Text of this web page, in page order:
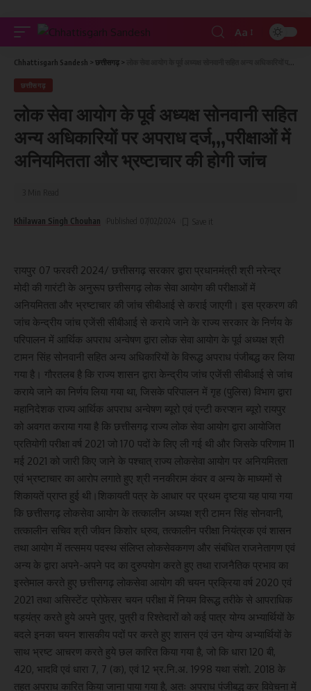
Aa
Chhattisgarh Sandesh > छत्तीसगढ़ >
छत्तीसगढ़
लोक सेवा आयोग के पूर्व अध्यक्ष सोनवानी सहित
अन्य अधिकारियों पर अपराध दर्ज,,,परीक्षाओं में
अनियमितता और भ्रष्टाचार की होगी जांच
Khilawan Singh Chouhan
रायपुर 07 फरवरी 2024/ छत्तीसगढ़ सरकार द्वारा प्रधानमंत्री श्री नरेन्द्र
मोदी की गारंटी के अनुरूप छत्तीसगढ़ लोक सेवा आयोग की परीक्षाओं में
अनियमितता और भ्रष्टाचार की जांच सीबीआई से कराई जाएगी। इस प्रकरण की
जांच केन्द्रीय जांच एजेंसी सीबीआई से कराये जाने के राज्य सरकार के निर्णय के
परिपालन में आर्थिक अपराध अन्वेषण द्वारा लोक सेवा आयोग के पूर्व अध्यक्ष श्री
टामन सिंह सोनवानी सहित अन्य अधिकारियों के विरूद्ध अपराध पंजीबद्ध कर लिया
गया है। गौरतलब है कि राज्य शासन द्वारा केन्द्रीय जांच एजेंसी सीबीआई से जांच
कराये जाने का निर्णय लिया गया था, जिसके परिपालन में गृह (पुलिस) विभाग द्वारा
महानिदेशक राज्य आर्थिक अपराध अन्वेषण ब्यूरो एवं एन्टी करप्शन ब्यूरो रायपुर
को अवगत कराया गया है कि छत्तीसगढ़ राज्य लोक सेवा आयोग द्वारा आयोजित
प्रतियोगी परीक्षा वर्ष 2021 जो 170 पदों के लिए ली गई थी और जिसके परिणाम 11
मई 2021 को जारी किए जाने के पश्चात् राज्य लोकसेवा आयोग पर अनियमितता
एवं भ्रष्टाचार का आरोप लगाते हुए श्री ननकीराम कंवर व अन्य के माध्यमों से
शिकायतें प्राप्त हुई थी।शिकायती पत्र के आधार पर प्रथम दृष्टया यह पाया गया
कि छत्तीसगढ़ लोकसेवा आयोग के तत्कालीन अध्यक्ष श्री टामन सिंह सोनवानी,
तत्कालीन सचिव श्री जीवन किशोर ध्रुव, तत्कालीन परीक्षा नियंत्रक एवं शासन
तथा आयोग में तत्समय पदस्थ संलिप्त लोकसेवकगण और संबंधित राजनेतागण एवं
अन्य के द्वारा अपने-अपने पद का दुरुपयोग करते हुए तथा राजनैतिक प्रभाव का
इस्तेमाल करते हुए छत्तीसगढ़ लोकसेवा आयोग की चयन प्रक्रिया वर्ष 2020 एवं
2021 तथा असिस्टेंट प्रोफेसर चयन परीक्षा में नियम विरूद्ध तरीके से आपराधिक
षड़यंत्र करते हुये अपने पुत्र, पुत्री व रिश्तेदारों को कई पात्र योग्य अभ्यार्थियों के
बदले इनका चयन शासकीय पदों पर करते हुए शासन एवं उन योग्य अभ्यार्थियों के
साथ भ्रष्ट आचरण करते हुये छल कारित किया गया है, जो कि धारा 120 बी,
420, भादवि एवं धारा 7, 7 (क), एवं 12 भ्र.नि.अ. 1998 यथा संशो. 2018 के
तहत अपराध कारित किया जाना पाया गया है, अतः अपराध पंजीबद्ध कर विवेचना में